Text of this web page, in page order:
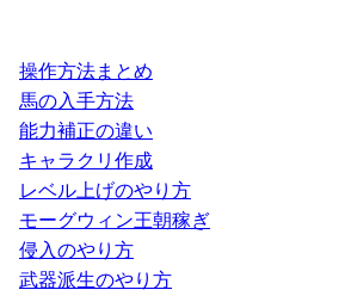
操作方法まとめ
馬の入手方法
能力補正の違い
キャラクリ作成
レベル上げのやり方
モーグウィン王朝稼ぎ
侵入のやり方
武器派生のやり方